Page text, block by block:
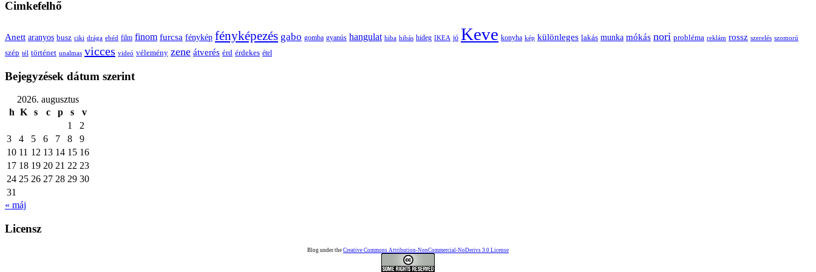
Cimkefelhő
Anett aranyos busz ciki drága ebéd film finom furcsa fénykép fényképezés gabo gomba gyanús hangulat hiba hibás hideg IKEA jó Keve konyha kép különleges lakás munka mókás nori probléma reklám rossz szerelés szomorú
szép tél történet unalmas vicces videó vélemény zene átverés érd érdekes étel
Bejegyzések dátum szerint
2026. augusztus
h K s c p s
v
1
2
3
4 5 6 7 8
9
10 11 12 13 14 15 16
17 18 19 20 21 22 23
24 25 26 27 28 29 30
31
« máj
Licensz
Blog under the Creative Commons Attribution-NonCommercial-NoDerivs 3.0 License